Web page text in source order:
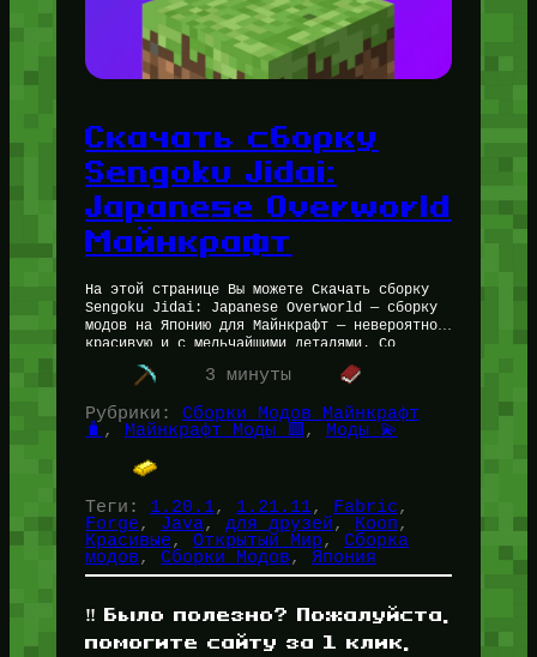
Скачать сборку
Sengoku Jidai:
Japanese Overworld
Майнкрафт
На этой странице Вы можете Скачать сборку
Sengoku Jidai: Japanese Overworld — сборку
модов на Японию для Майнкрафт — невероятно
красивую и с мельчайшими деталями. Со
сборкой Sengoku Jidai: Japanese…
3 минуты
Рубрики: Сборки Модов Майнкрафт
🧳 , Майнкрафт Моды 🟩, Моды 💫
Теги: 1.20.1, 1.21.11, Fabric
Forge, Java, для друзей, Кооп
Красивые, Открытый Мир, Сборка
модов, Сборки Модов, Япония
‼️ Было полезно? Пожалуйста,
помогите сайту за 1 клик,